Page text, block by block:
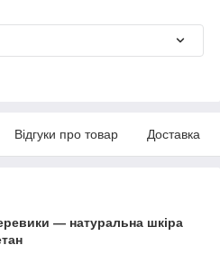
Відгуки про товар Доставка
— натуральна шкіра